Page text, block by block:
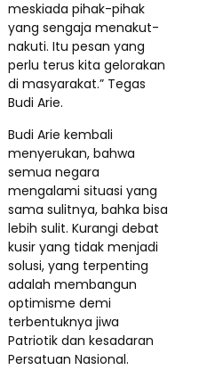
meskiada pihak-pihak
yang sengaja menakut-
nakuti. Itu pesan yang
perlu terus kita gelorakan
di masyarakat.” Tegas
Budi Arie.
Budi Arie kembali
menyerukan, bahwa
semua negara
mengalami situasi yang
sama sulitnya, bahka bisa
lebih sulit. Kurangi debat
kusir yang tidak menjadi
solusi, yang terpenting
adalah membangun
optimisme demi
terbentuknya jiwa
Patriotik dan kesadaran
Persatuan Nasional.